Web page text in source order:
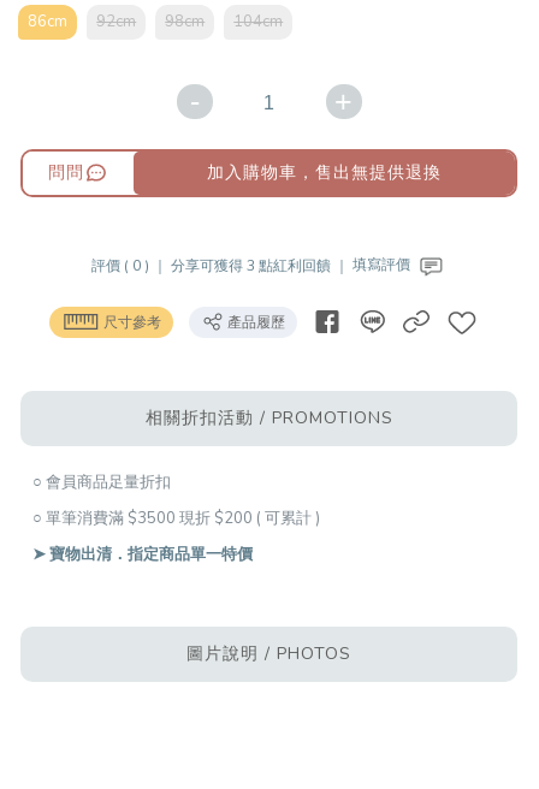
86cm 92cm 98cm 104cm
- +
問問 加入購物車，售出無提供退換
評價 ( 0 ) ｜ 分享可獲得 3 點紅利回饋 ｜ 填寫評價
尺寸參考 產品履歷
相關折扣活動 / PROMOTIONS
○ 會員商品足量折扣
○ 單筆消費滿 $3500 現折 $200 ( 可累計 )
➤ 寶物出清．指定商品單一特價
圖片說明 / PHOTOS